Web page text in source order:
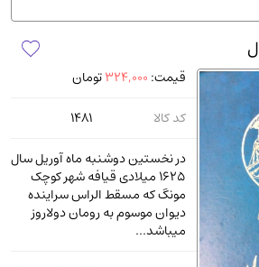
قیمت: 324,000تومان
کد کالا
1481
در نخستین دوشنبه ماه آوریل سال
1625 میلادی قیافه شهر کوچک
مونگ که مسقط الراس سراینده
دیوان موسوم به رومان دولاروز
میباشد...